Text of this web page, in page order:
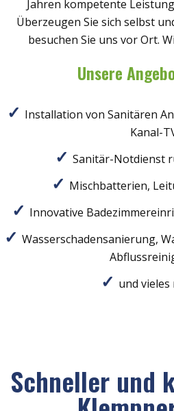
Jahren kompetente
Überzeugen Sie sich selbst
besuchen Sie uns vor Ort.
Unsere
Installation von Sanitären
Kanal-
Sanitär-Notdienst
Mischbatterien,
Innovative
Wasserschadensanierung,
und vieles
Schneller und